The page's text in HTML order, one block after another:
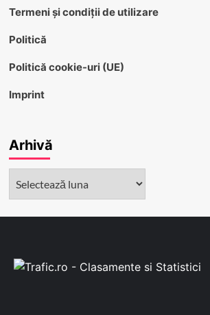
Termeni și condiții de utilizare
Politică
Politică cookie-uri (UE)
Imprint
Arhivă